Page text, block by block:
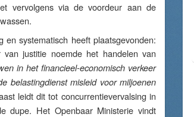
vervolgens via de voordeur aan de
systematisch heeft plaatsgevonden:
van justitie noemde het handelen van
in het financieel-economisch verkeer
belastingdienst misleid voor miljoenen
leidt dit tot concurrentievervalsing in
dupe. Het Openbaar Ministerie vindt